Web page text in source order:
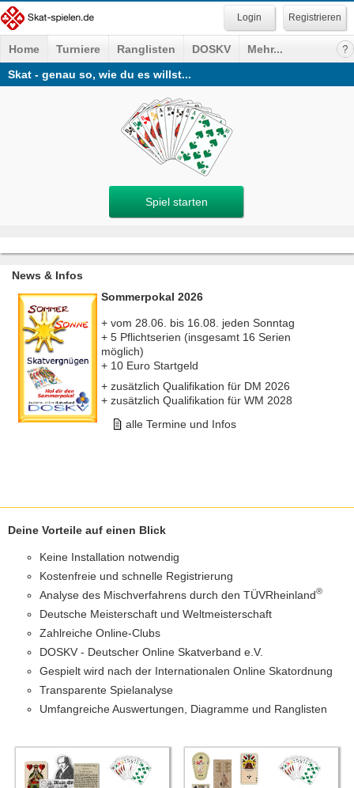
Registrieren
Home Turniere Ranglisten DOSKV
Mehr...
Skat - genau so, wie du es willst...
Spiel starten
News & Infos
Sommerpokal 2026
+ vom 28.06. bis 16.08. jeden Sonntag
+ 5 Pflichtserien (insgesamt 16 Serien
möglich)
+ 10 Euro Startgeld
+ zusätzlich Qualifikation für DM 2026
+ zusätzlich Qualifikation für WM 2028
alle Termine und Infos
Deine Vorteile auf einen Blick
Keine Installation notwendig
Kostenfreie und schnelle Registrierung
Analyse des Mischverfahrens durch den TÜVRheinland®
Deutsche Meisterschaft und Weltmeisterschaft
Zahlreiche Online-Clubs
DOSKV - Deutscher Online Skatverband e.V.
Gespielt wird nach der Internationalen Online Skatordnung
Transparente Spielanalyse
Umfangreiche Auswertungen, Diagramme und Ranglisten